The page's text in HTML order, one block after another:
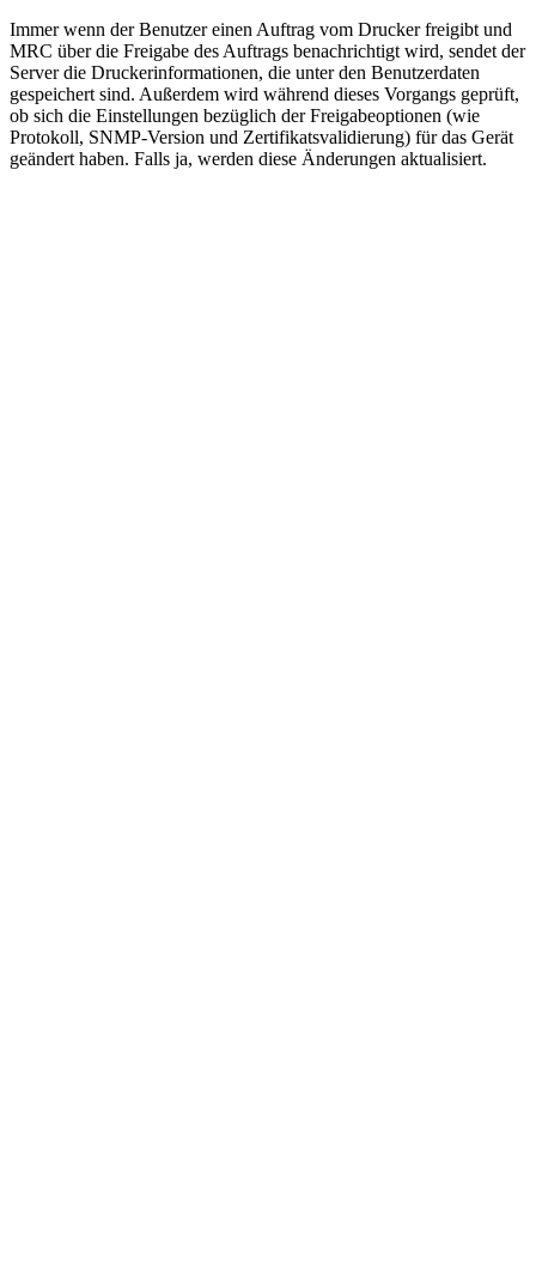
Immer wenn der Benutzer einen Auftrag vom Drucker freigibt und
MRC über die Freigabe des Auftrags benachrichtigt wird, sendet der
Server die Druckerinformationen, die unter den Benutzerdaten
gespeichert sind. Außerdem wird während dieses Vorgangs geprüft,
ob sich die Einstellungen bezüglich der Freigabeoptionen (wie
Protokoll, SNMP-Version und Zertifikatsvalidierung) für das Gerät
geändert haben. Falls ja, werden diese Änderungen aktualisiert.